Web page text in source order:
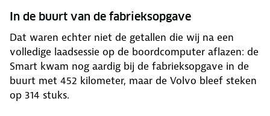
In de buurt van de fabrieksopgave
Dat waren echter niet de getallen die wij na een
volledige laadsessie op de boordcomputer aflazen: de
Smart kwam nog aardig bij de fabrieksopgave in de
buurt met 452 kilometer, maar de Volvo bleef steken
op 314 stuks.